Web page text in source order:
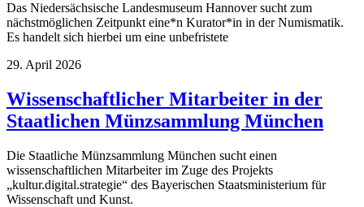
Das Niedersächsische Landesmuseum Hannover sucht zum
nächstmöglichen Zeitpunkt eine*n Kurator*in in der Numismatik.
Es handelt sich hierbei um eine unbefristete
29. April 2026
Wissenschaftlicher Mitarbeiter in der
Staatlichen Münzsammlung München
Die Staatliche Münzsammlung München sucht einen
wissenschaftlichen Mitarbeiter im Zuge des Projekts
„kultur.digital.strategie“ des Bayerischen Staatsministerium für
Wissenschaft und Kunst.